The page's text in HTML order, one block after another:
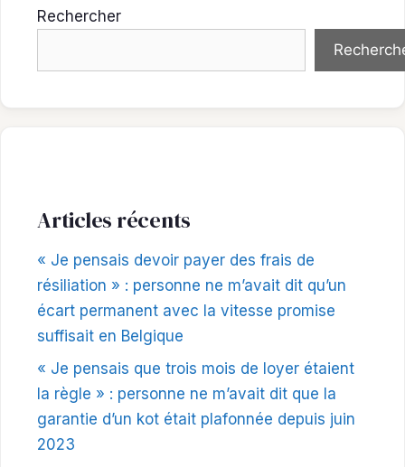
Rechercher
Articles récents
« Je pensais devoir payer des frais de
résiliation » : personne ne m’avait dit qu’un
écart permanent avec la vitesse promise
suffisait en Belgique
« Je pensais que trois mois de loyer étaient
la règle » : personne ne m’avait dit que la
garantie d’un kot était plafonnée depuis juin
2023